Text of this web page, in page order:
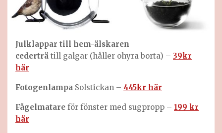
Julklappar till hem-älskaren
cederträ till galgar (håller ohyra borta) – 39kr
här
Fotogenlampa Solstickan – 445kr här
Fågelmatare för fönster med sugpropp – 199 kr
här